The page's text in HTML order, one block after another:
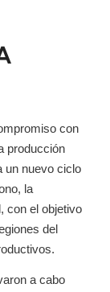
con
producción
un nuevo ciclo
la
con el objetivo
del
a cabo